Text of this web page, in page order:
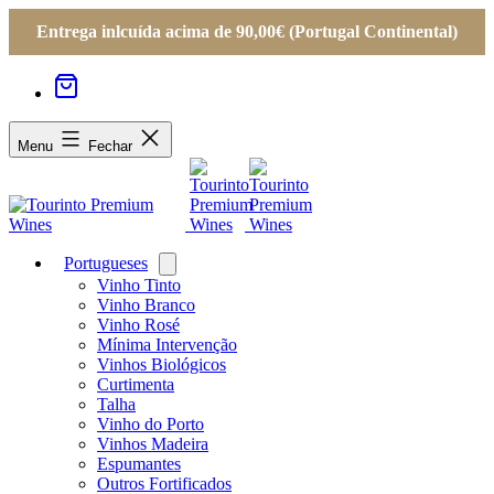
Entrega inlcuída acima de 90,00€ (Portugal Continental)
Menu Fechar
Portugueses
menu
Vinho Tinto
Vinho Branco
Vinho Rosé
Mínima Intervenção
Vinhos Biológicos
Curtimenta
Talha
Vinho do Porto
Vinhos Madeira
Espumantes
Outros Fortificados